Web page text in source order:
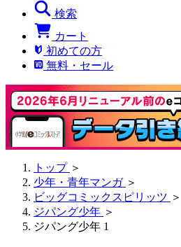
検索
カート
初めての方
無料・セール
トップ ＞
少年・青年マンガ ＞
ビッグコミックスピリッツ ＞
ジパング少年 ＞
ジパング少年 1